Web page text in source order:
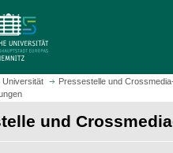
Universität
Pressestelle und
und